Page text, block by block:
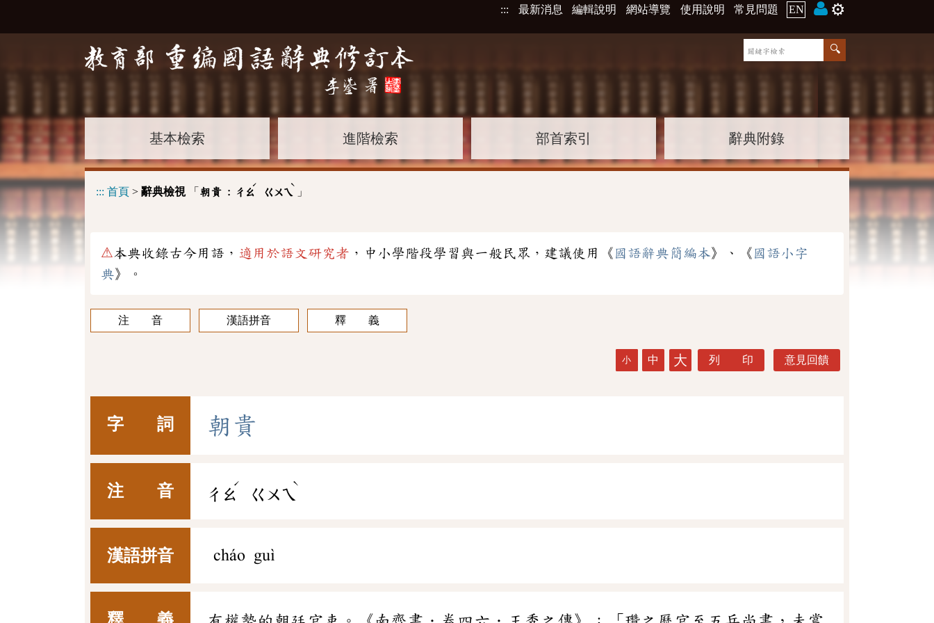
::: 最新消息 編輯說明 網站導覽 使用說明 常見問題 EN ⚙️
基本檢索 進階檢索 部首索引 辭典附錄
::: 首頁 > 辭典檢視「 朝貴 : ㄔㄠ
ˊ
ㄍㄨㄟ
ˋ
」
⚠本典收錄古今用語， 適用於語文研究者 ，中小學階段學習與一般民眾，建議使用《 國語辭典簡編本》、《 國語小字
典》。
注 音 漢語拼音 釋 義
小 中 大 列 印 意見回饋
字 詞 朝 貴
注 音 ㄔㄠ
ˊ
ㄍㄨㄟ
ˋ
漢語拼音 cháo guì